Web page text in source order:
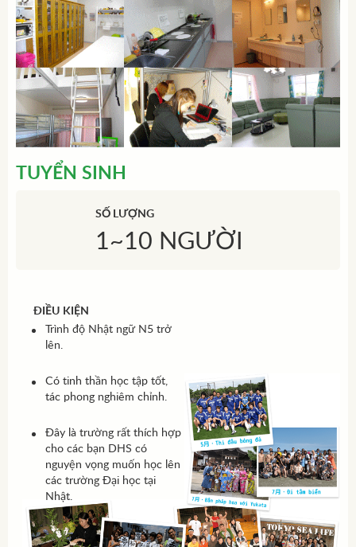
TUYỂN SINH
SỐ LƯỢNG
1~10 NGƯỜI
ĐIỀU KIỆN
Trình độ Nhật ngữ N5 trở
lên.
Có tinh thần học tập tốt,
tác phong nghiêm chỉnh.
Đây là trường rất thích hợp
cho các bạn DHS có
nguyện vọng muốn học lên
các trường Đại học tại
Nhật.